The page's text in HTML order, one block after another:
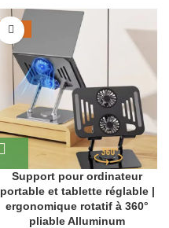
-23%
Support pour ordinateur
portable et tablette réglable |
ergonomique rotatif à 360°
pliable Alluminum